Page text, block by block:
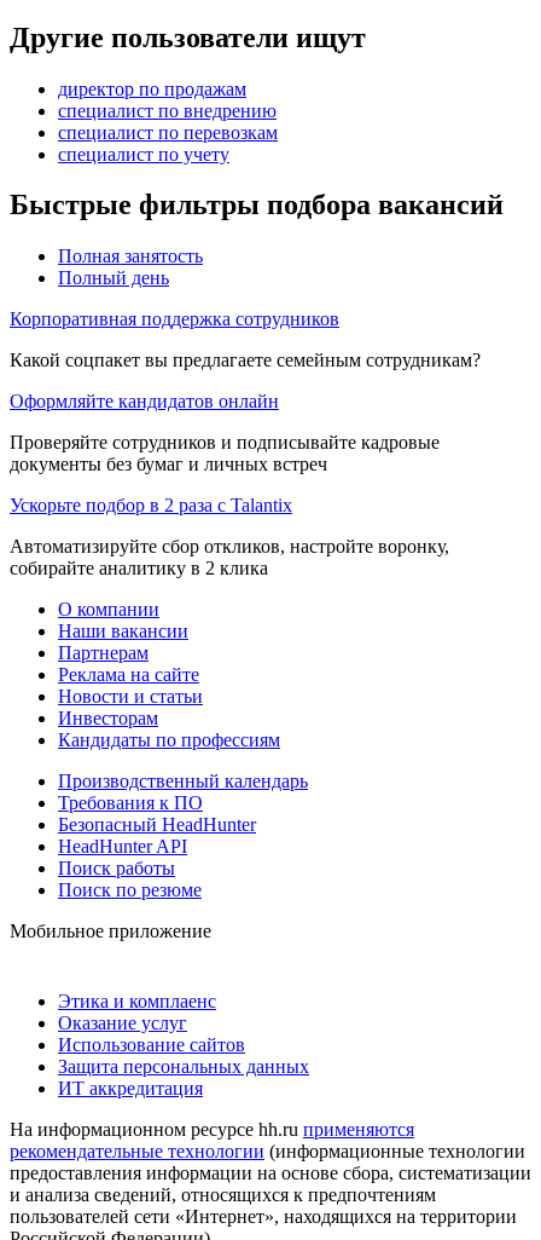
Другие пользователи ищут
директор по продажам
специалист по внедрению
специалист по перевозкам
специалист по учету
Быстрые фильтры подбора вакансий
Полная занятость
Полный день
Корпоративная поддержка сотрудников
Какой соцпакет вы предлагаете семейным сотрудникам?
Оформляйте кандидатов онлайн
Проверяйте сотрудников и подписывайте кадровые
документы без бумаг и личных встреч
Ускорьте подбор в 2 раза с Talantix
Автоматизируйте сбор откликов, настройте воронку,
собирайте аналитику в 2 клика
О компании
Наши вакансии
Партнерам
Реклама на сайте
Новости и статьи
Инвесторам
Кандидаты по профессиям
Производственный календарь
Требования к ПО
Безопасный HeadHunter
HeadHunter API
Поиск работы
Поиск по резюме
Мобильное приложение
Этика и комплаенс
Оказание услуг
Использование сайтов
Защита персональных данных
ИТ аккредитация
На информационном ресурсе hh.ru применяются
рекомендательные технологии (информационные технологии
предоставления информации на основе сбора, систематизации
и анализа сведений, относящихся к предпочтениям
пользователей сети «Интернет», находящихся на территории